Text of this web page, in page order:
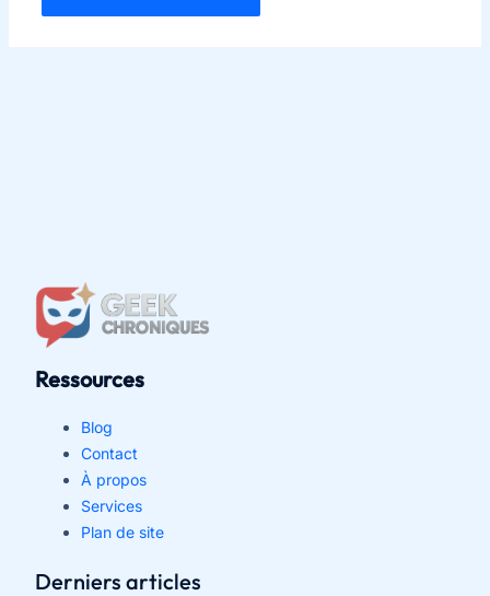
Ressources
Blog
Contact
À propos
Services
Plan de site
Derniers articles